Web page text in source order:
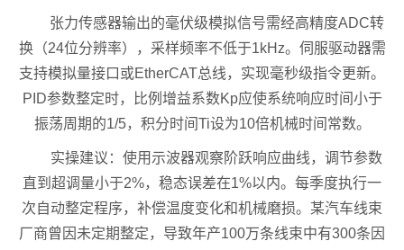
张力传感器输出的毫伏级模拟信号需经高精度ADC转
换（24位分辨率），采样频率不低于1kHz。伺服驱动器需
支持模拟量接口或EtherCAT总线，实现毫秒级指令更新。
PID参数整定时，比例增益系数Kp应使系统响应时间小于
振荡周期的1/5，积分时间Ti设为10倍机械时间常数。
实操建议：使用示波器观察阶跃响应曲线，调节参数
直到超调量小于2%，稳态误差在1%以内。每季度执行一
次自动整定程序，补偿温度变化和机械磨损。某汽车线束
厂商曾因未定期整定，导致年产100万条线束中有300条因